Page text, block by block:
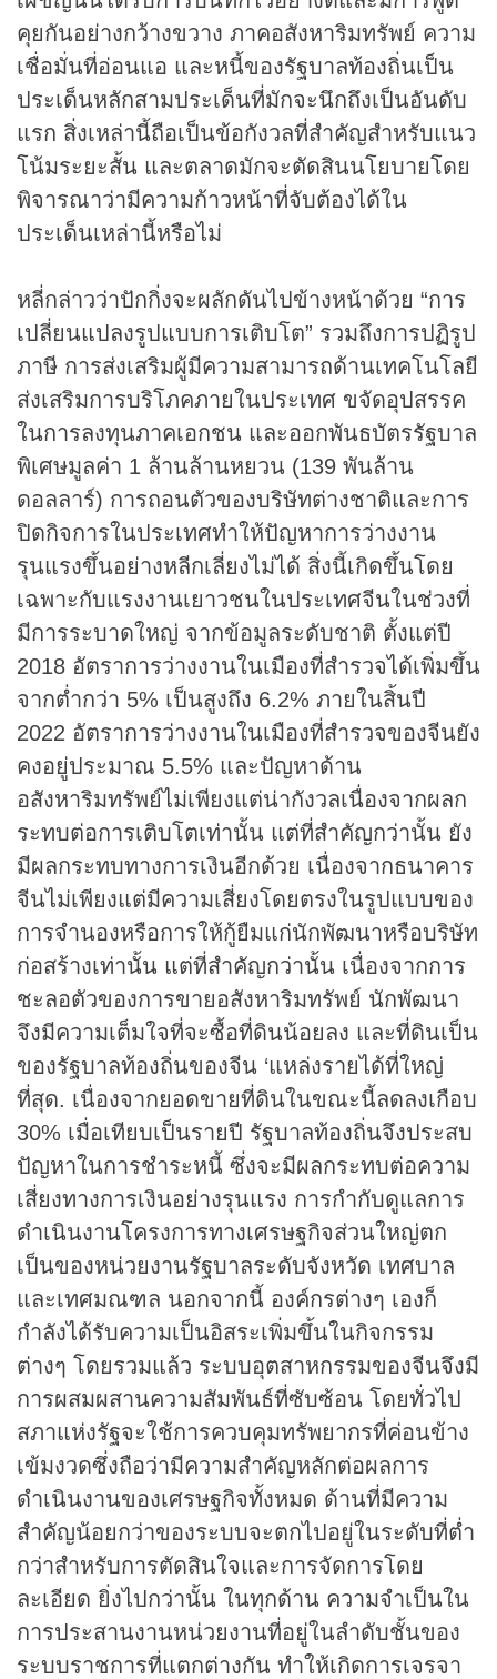
คุยกันอย่างกว้างขวาง ภาคอสังหาริมทรัพย์ ความ
เชื่อมั่นที่อ่อนแอ และหนี้ของรัฐบาลท้องถิ่นเป็น
ประเด็นหลักสามประเด็นที่มักจะนึกถึงเป็นอันดับ
แรก สิ่งเหล่านี้ถือเป็นข้อกังวลที่สำคัญสำหรับแนว
โน้มระยะสั้น และตลาดมักจะตัดสินนโยบายโดย
พิจารณาว่ามีความก้าวหน้าที่จับต้องได้ใน
ประเด็นเหล่านี้หรือไม่
หลี่กล่าวว่าปักกิ่งจะผลักดันไปข้างหน้าด้วย “การ
เปลี่ยนแปลงรูปแบบการเติบโต” รวมถึงการปฏิรูป
ภาษี การส่งเสริมผู้มีความสามารถด้านเทคโนโลยี
ส่งเสริมการบริโภคภายในประเทศ ขจัดอุปสรรค
ในการลงทุนภาคเอกชน และออกพันธบัตรรัฐบาล
พิเศษมูลค่า 1 ล้านล้านหยวน (139 พันล้าน
ดอลลาร์) การถอนตัวของบริษัทต่างชาติและการ
ปิดกิจการในประเทศทำให้ปัญหาการว่างงาน
รุนแรงขึ้นอย่างหลีกเลี่ยงไม่ได้ สิ่งนี้เกิดขึ้นโดย
เฉพาะกับแรงงานเยาวชนในประเทศจีนในช่วงที่
มีการระบาดใหญ่ จากข้อมูลระดับชาติ ตั้งแต่ปี
2018 อัตราการว่างงานในเมืองที่สำรวจได้เพิ่มขึ้น
จากต่ำกว่า 5% เป็นสูงถึง 6.2% ภายในสิ้นปี
2022 อัตราการว่างงานในเมืองที่สำรวจของจีนยัง
คงอยู่ประมาณ 5.5% และปัญหาด้าน
อสังหาริมทรัพย์ไม่เพียงแต่น่ากังวลเนื่องจากผลก
ระทบต่อการเติบโตเท่านั้น แต่ที่สำคัญกว่านั้น ยัง
มีผลกระทบทางการเงินอีกด้วย เนื่องจากธนาคาร
จีนไม่เพียงแต่มีความเสี่ยงโดยตรงในรูปแบบของ
การจำนองหรือการให้กู้ยืมแก่นักพัฒนาหรือบริษัท
ก่อสร้างเท่านั้น แต่ที่สำคัญกว่านั้น เนื่องจากการ
ชะลอตัวของการขายอสังหาริมทรัพย์ นักพัฒนา
จึงมีความเต็มใจที่จะซื้อที่ดินน้อยลง และที่ดินเป็น
ของรัฐบาลท้องถิ่นของจีน ‘แหล่งรายได้ที่ใหญ่
ที่สุด. เนื่องจากยอดขายที่ดินในขณะนี้ลดลงเกือบ
30% เมื่อเทียบเป็นรายปี รัฐบาลท้องถิ่นจึงประสบ
ปัญหาในการชำระหนี้ ซึ่งจะมีผลกระทบต่อความ
เสี่ยงทางการเงินอย่างรุนแรง การกำกับดูแลการ
ดำเนินงานโครงการทางเศรษฐกิจส่วนใหญ่ตก
เป็นของหน่วยงานรัฐบาลระดับจังหวัด เทศบาล
และเทศมณฑล นอกจากนี้ องค์กรต่างๆ เองก็
กำลังได้รับความเป็นอิสระเพิ่มขึ้นในกิจกรรม
ต่างๆ โดยรวมแล้ว ระบบอุตสาหกรรมของจีนจึงมี
การผสมผสานความสัมพันธ์ที่ซับซ้อน โดยทั่วไป
สภาแห่งรัฐจะใช้การควบคุมทรัพยากรที่ค่อนข้าง
เข้มงวดซึ่งถือว่ามีความสำคัญหลักต่อผลการ
ดำเนินงานของเศรษฐกิจทั้งหมด ด้านที่มีความ
สำคัญน้อยกว่าของระบบจะตกไปอยู่ในระดับที่ต่ำ
กว่าสำหรับการตัดสินใจและการจัดการโดย
ละเอียด ยิ่งไปกว่านั้น ในทุกด้าน ความจำเป็นใน
การประสานงานหน่วยงานที่อยู่ในลำดับชั้นของ
ระบบราชการที่แตกต่างกัน ทำให้เกิดการเจรจา